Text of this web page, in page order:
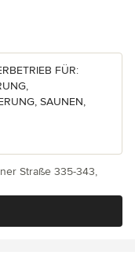
FÜR:
SAUNEN,
Straße 335-343,